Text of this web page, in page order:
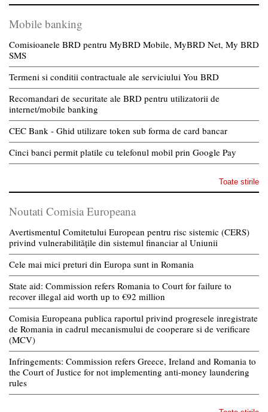
Mobile banking
Comisioanele BRD pentru MyBRD Mobile, MyBRD Net, My BRD
SMS
Termeni si conditii contractuale ale serviciului You BRD
Recomandari de securitate ale BRD pentru utilizatorii de
internet/mobile banking
CEC Bank - Ghid utilizare token sub forma de card bancar
Cinci banci permit platile cu telefonul mobil prin Google Pay
Toate stirile
Noutati Comisia Europeana
Avertismentul Comitetului European pentru risc sistemic (CERS)
privind vulnerabilitățile din sistemul financiar al Uniunii
Cele mai mici preturi din Europa sunt in Romania
State aid: Commission refers Romania to Court for failure to
recover illegal aid worth up to €92 million
Comisia Europeana publica raportul privind progresele inregistrate
de Romania in cadrul mecanismului de cooperare si de verificare
(MCV)
Infringements: Commission refers Greece, Ireland and Romania to
the Court of Justice for not implementing anti-money laundering
rules